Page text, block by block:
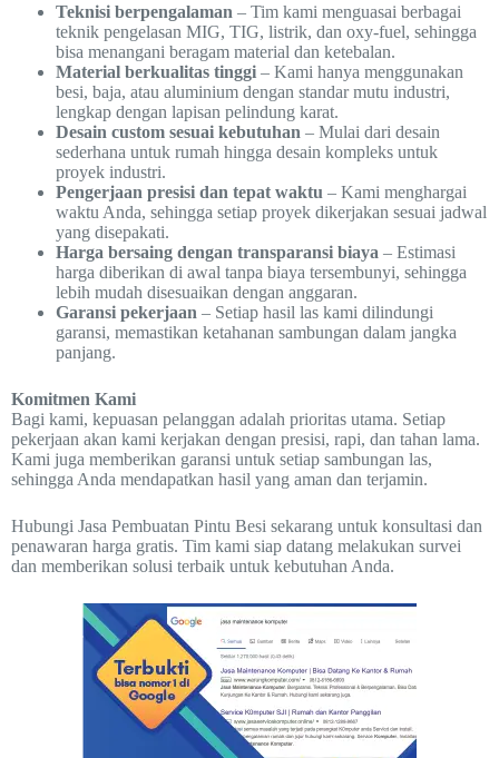
Teknisi berpengalaman – Tim kami menguasai berbagai
teknik pengelasan MIG, TIG, listrik, dan oxy-fuel, sehingga
bisa menangani beragam material dan ketebalan.
Material berkualitas tinggi – Kami hanya menggunakan
besi, baja, atau aluminium dengan standar mutu industri,
lengkap dengan lapisan pelindung karat.
Desain custom sesuai kebutuhan – Mulai dari desain
sederhana untuk rumah hingga desain kompleks untuk
proyek industri.
Pengerjaan presisi dan tepat waktu – Kami menghargai
waktu Anda, sehingga setiap proyek dikerjakan sesuai jadwal
yang disepakati.
Harga bersaing dengan transparansi biaya – Estimasi
harga diberikan di awal tanpa biaya tersembunyi, sehingga
lebih mudah disesuaikan dengan anggaran.
Garansi pekerjaan – Setiap hasil las kami dilindungi
garansi, memastikan ketahanan sambungan dalam jangka
panjang.
Komitmen Kami
Bagi kami, kepuasan pelanggan adalah prioritas utama. Setiap
pekerjaan akan kami kerjakan dengan presisi, rapi, dan tahan lama.
Kami juga memberikan garansi untuk setiap sambungan las,
sehingga Anda mendapatkan hasil yang aman dan terjamin.
Hubungi Jasa Pembuatan Pintu Besi sekarang untuk konsultasi dan
penawaran harga gratis. Tim kami siap datang melakukan survei
dan memberikan solusi terbaik untuk kebutuhan Anda.